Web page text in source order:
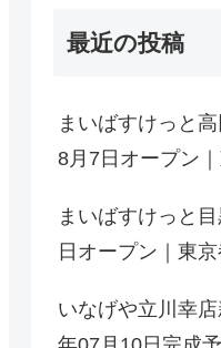
最近の投稿
まいばすけっと
8月7日オープン
まいばすけっと
日オープン｜東
いなげや立川幸